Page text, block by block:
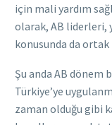
için mali yardım
olarak, AB liderleri,
konusunda da
Şu anda AB dönem
Türkiye’ye
zaman olduğu gibi